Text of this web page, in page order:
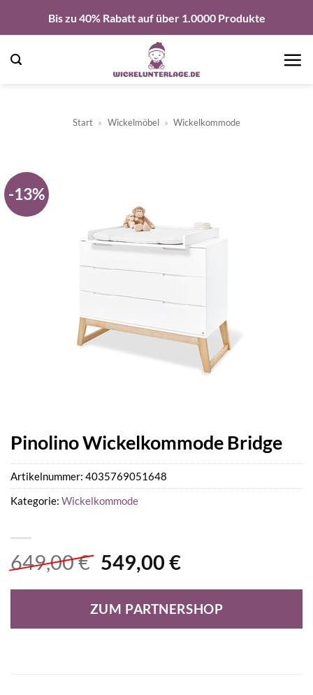
springen
Bis zu 40% Rabatt auf über 1.0000 Produkte
Start » Wickelmöbel » Wickelkommode
-13%
Pinolino Wickelkommode Bridge
649,00€ Ursprünglicher
war:
649,00 €
549,00 €Aktueller
ist:
549,00 €.
ZUM PARTNERSHOP
Artikelnummer: 4035769051648
Kategorie: Wickelkommode